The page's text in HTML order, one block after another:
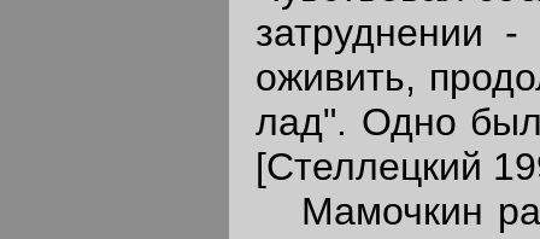
затруднении
оживить,
лад". Одно
[Стеллецкий
Мамочкин